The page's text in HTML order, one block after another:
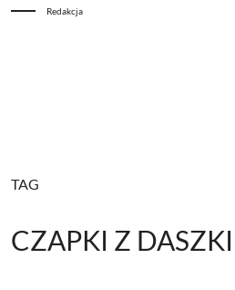
Redakcja
TAG
CZAPKI Z